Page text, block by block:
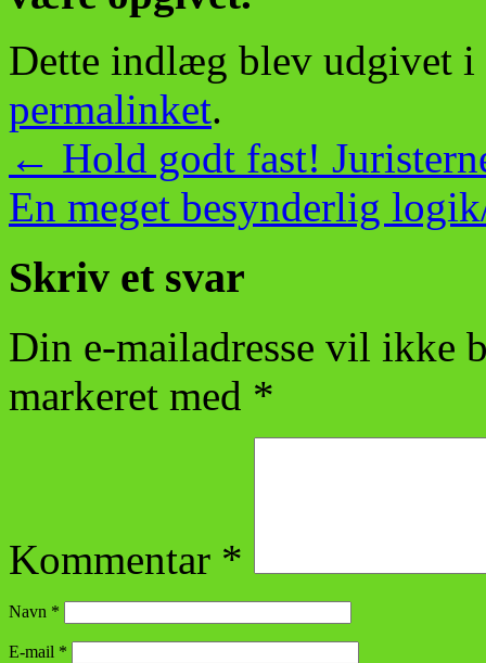
Dette indlæg blev udgivet i
permalinket.
← Hold godt fast!
En meget besynderlig
Skriv et svar
Din e-mailadresse vil ikke
markeret med *
Kommentar *
Navn *
E-mail *